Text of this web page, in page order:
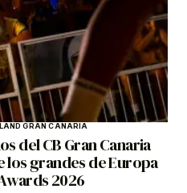
GRAN CANARIA
del CB Gran Canaria
los grandes de Europa
2026